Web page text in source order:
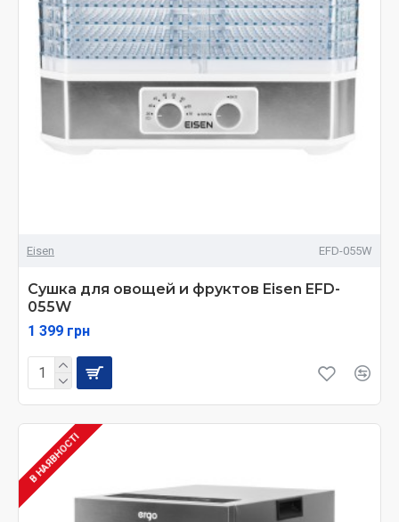
Eisen EFD-055W
Сушка для овощей и фруктов Eisen EFD-
055W
1 399 грн
В НАЯВНОСТІ